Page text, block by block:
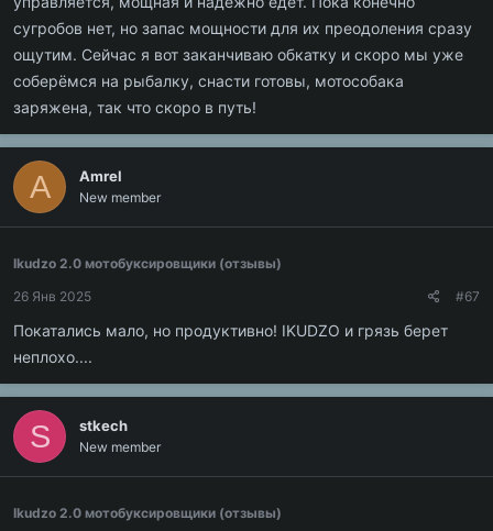
сугробов нет, но запас мощности для их преодоления сразу
ощутим. Сейчас я вот заканчиваю обкатку и скоро мы уже
соберёмся на рыбалку, снасти готовы, мотособака
заряжена, так что скоро в путь!
A Amrel
New member
Ikudzo 2.0 мотобуксировщики (отзывы)
26 Янв 2025
#67
Покатались мало, но продуктивно! IKUDZO и грязь берет
неплохо....
S stkech
New member
Ikudzo 2.0 мотобуксировщики (отзывы)